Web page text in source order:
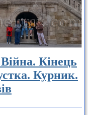
Кінець
Курник.